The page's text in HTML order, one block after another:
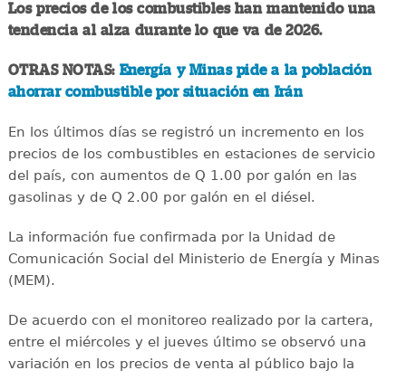
Los precios de los combustibles han mantenido una
tendencia al alza durante lo que va de 2026.
OTRAS NOTAS: Energía y Minas pide a la población
ahorrar combustible por situación en Irán
En los últimos días se registró un incremento en los
precios de los combustibles en estaciones de servicio
del país, con aumentos de Q 1.00 por galón en las
gasolinas y de Q 2.00 por galón en el diésel.
La información fue confirmada por la Unidad de
Comunicación Social del Ministerio de Energía y Minas
(MEM).
De acuerdo con el monitoreo realizado por la cartera,
entre el miércoles y el jueves último se observó una
variación en los precios de venta al público bajo la